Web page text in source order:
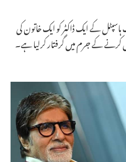
کے ایک ڈاکٹر کو ایک خاتون کی
کے جرم میں گرفتار کرلیا ہے۔